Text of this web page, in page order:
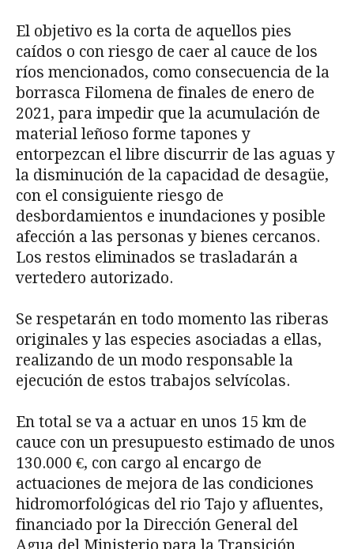
El objetivo es la corta de aquellos pies
caídos o con riesgo de caer al cauce de los
ríos mencionados, como consecuencia de la
borrasca Filomena de finales de enero de
2021, para impedir que la acumulación de
material leñoso forme tapones y
entorpezcan el libre discurrir de las aguas y
la disminución de la capacidad de desagüe,
con el consiguiente riesgo de
desbordamientos e inundaciones y posible
afección a las personas y bienes cercanos.
Los restos eliminados se trasladarán a
vertedero autorizado.
Se respetarán en todo momento las riberas
originales y las especies asociadas a ellas,
realizando de un modo responsable la
ejecución de estos trabajos selvícolas.
En total se va a actuar en unos 15 km de
cauce con un presupuesto estimado de unos
130.000 €, con cargo al encargo de
actuaciones de mejora de las condiciones
hidromorfológicas del rio Tajo y afluentes,
financiado por la Dirección General del